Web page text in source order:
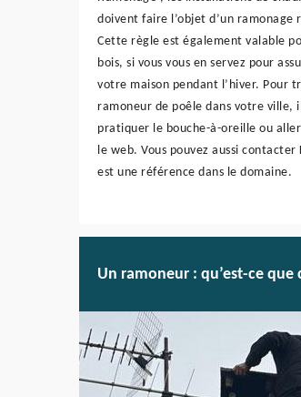
doivent faire l’objet d’un ramonage
Cette règle est également valable
bois, si vous vous en servez pour
votre maison pendant l’hiver. Pour
ramoneur de poêle dans votre ville,
pratiquer le bouche-à-oreille ou
le web. Vous pouvez aussi contacter
est une référence dans le domaine.
Un ramoneur : qu’est-ce que